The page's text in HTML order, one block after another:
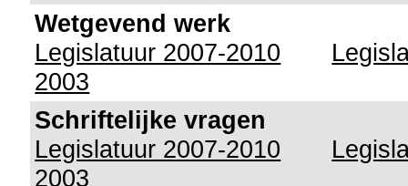
Wetgevend werk
Legislatuur 2007-2010
2003
Schriftelijke vragen
Legislatuur 2007-2010
2003